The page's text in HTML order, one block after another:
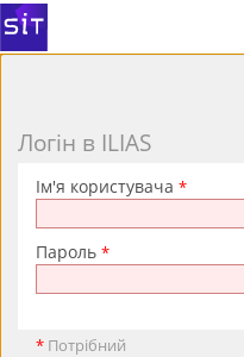
Логін в ILIAS
Ім'я користувача *
Пароль *
* Потрібний